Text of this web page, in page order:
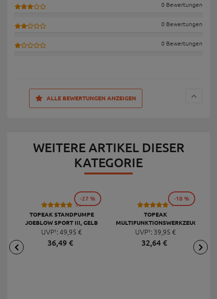
0 Bewertungen
0 Bewertungen
0 Bewertungen
ALLE BEWERTUNGEN ANZEIGEN
WEITERE ARTIKEL DIESER
KATEGORIE
53
TOPEAK STANDPUMPE
JOEBLOW SPORT III, GELB
UVP¹:49,95 €
36,49€
-27 %
9
TOPEAK
MULTIFUNKTIONSWERKZEUG
MINI 20 PRO
UVP¹: 39,95 €
32,64€
-18 %